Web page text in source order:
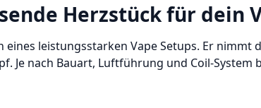
Herzstück für dein
leistungsstarken Vape Setups. Er nimmt
Je nach Bauart, Luftführung und Coil-